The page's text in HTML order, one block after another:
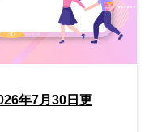
年7月30日更